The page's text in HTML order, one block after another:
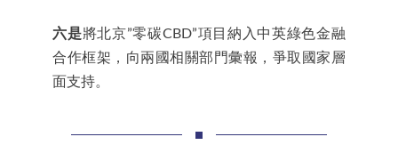
六是將北京”零碳CBD”項目納入中英綠色金融
合作框架，向兩國相關部門彙報，爭取國家層
面支持。